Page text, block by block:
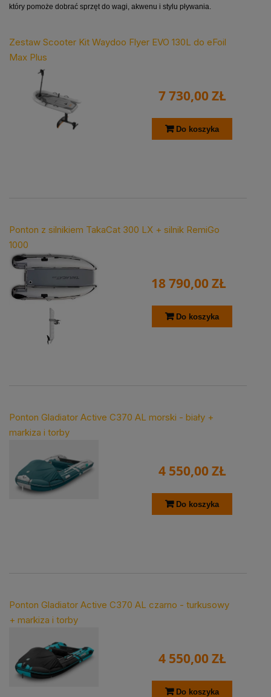
który pomoże dobrać sprzęt do wagi, akwenu i stylu pływania.
Zestaw Scooter Kit Waydoo Flyer EVO 130L do eFoil
Max Plus
7 730,00 ZŁ
Do koszyka
Ponton z silnikiem TakaCat 300 LX + silnik RemiGo
1000
18 790,00 ZŁ
Do koszyka
Ponton Gladiator Active C370 AL morski - biały +
markiza i torby
4 550,00 ZŁ
Do koszyka
Ponton Gladiator Active C370 AL czarno - turkusowy
+ markiza i torby
4 550,00 ZŁ
Do koszyka